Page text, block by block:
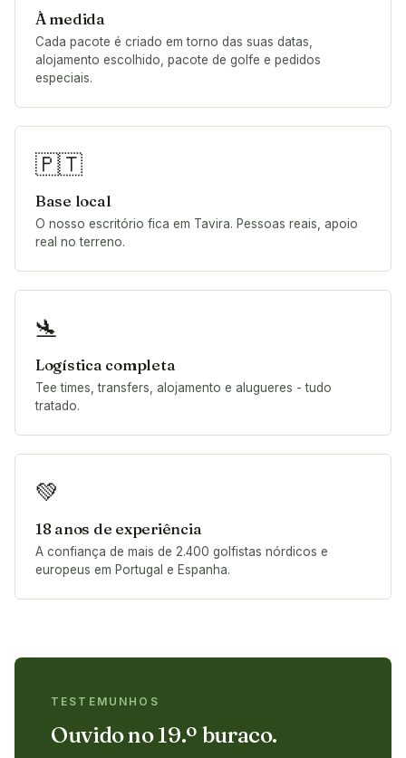
À medida
Cada pacote é criado em torno das suas datas,
alojamento escolhido, pacote de golfe e pedidos
especiais.
🇵🇹
Base local
O nosso escritório fica em Tavira. Pessoas reais, apoio
real no terreno.
🛬
Logística completa
Tee times, transfers, alojamento e alugueres - tudo
tratado.
💚
18 anos de experiência
A confiança de mais de 2.400 golfistas nórdicos e
europeus em Portugal e Espanha.
TESTEMUNHOS
Ouvido no 19.º buraco.